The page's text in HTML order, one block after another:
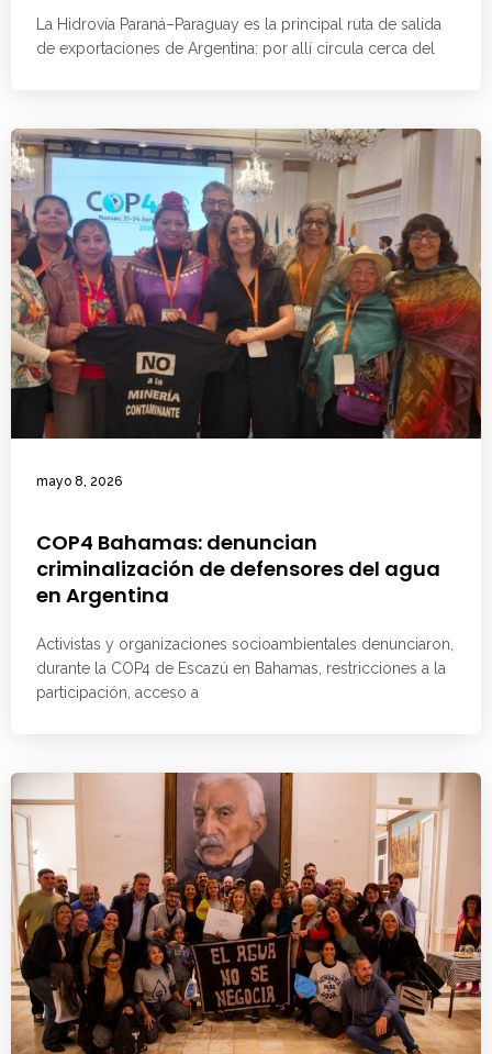
La Hidrovía Paraná–Paraguay es la principal ruta de salida
de exportaciones de Argentina: por allí circula cerca del
mayo 8, 2026
COP4 Bahamas: denuncian
criminalización de defensores del agua
en Argentina
Activistas y organizaciones socioambientales denunciaron,
durante la COP4 de Escazú en Bahamas, restricciones a la
participación, acceso a